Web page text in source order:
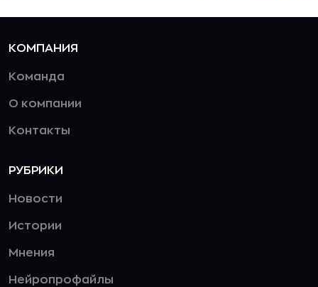
КОМПАНИЯ
Команда
О компании
Контакты
РУБРИКИ
Новости
Истории
Мнения
Нейропрофайлы